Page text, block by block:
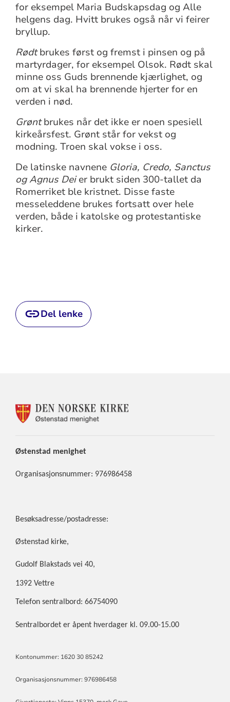
for eksempel Maria Budskapsdag og Alle
helgens dag. Hvitt brukes også når vi feirer
bryllup.
Rødtbrukes først og fremst i pinsen og på
martyrdager, for eksempel Olsok. Rødt skal
minne oss Guds brennende kjærlighet, og
om at vi skal ha brennende hjerter for en
verden i nød.
Grøntbrukes når det ikke er noen spesiell
kirkeårsfest. Grønt står for vekst og
modning. Troen skal vokse i oss.
De latinske navnene Gloria, Credo, Sanctus
og Agnus Deier brukt siden 300-tallet da
Romerriket ble kristnet. Disse faste
messeleddene brukes fortsatt over hele
verden, både i katolske og protestantiske
kirker.
Del lenke
KONTAKTINFORMASJON
Østenstad menighet
Organisasjonsnummer: 976986458
Besøksadresse/postadresse:
Østenstad kirke,
Gudolf Blakstads vei 40,
1392 Vettre
Telefon sentralbord: 66754090
Sentralbordet er åpent hverdager kl. 09.00-15.00
Kontonummer: 1620 30 85242
Organisasjonsnummer: 976986458